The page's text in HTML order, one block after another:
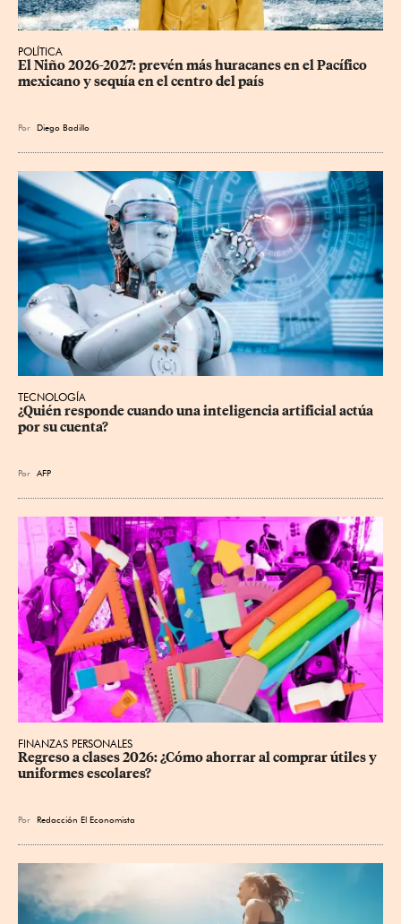
POLÍTICA
El Niño 2026-2027: prevén más huracanes en el Pacífico
mexicano y sequía en el centro del país
Por Diego Badillo
TECNOLOGÍA
¿Quién responde cuando una inteligencia artificial actúa
por su cuenta?
Por AFP
FINANZAS PERSONALES
Regreso a clases 2026: ¿Cómo ahorrar al comprar útiles y
uniformes escolares?
Por Redacción El Economista